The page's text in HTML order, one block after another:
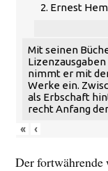
2. Ernest
Mit seinen
nimmt er mit
Werke ein.
als Erbschaft
recht Anfang
«
‹
Der fortwährende